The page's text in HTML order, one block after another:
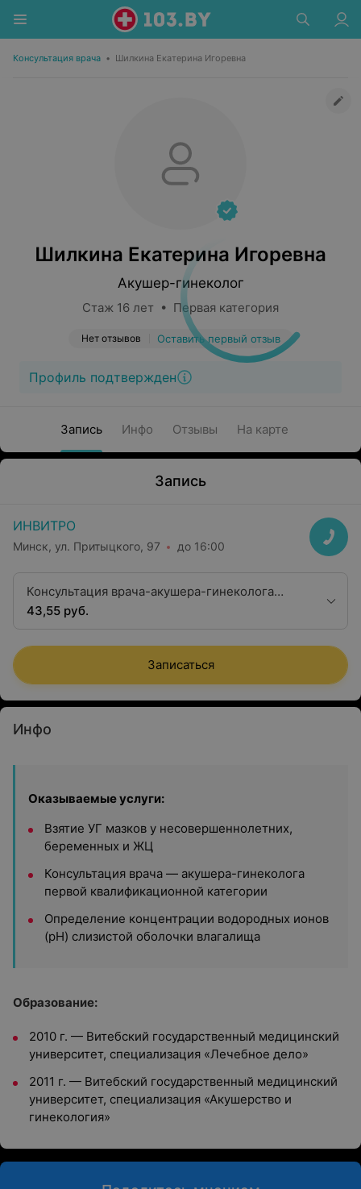
Консультация врача • Шилкина Екатерина Игоревна
Шилкина Екатерина Игоревна
Акушер-гинеколог
Стаж 16 лет • Первая категория
Нет отзывов Оставить первый отзыв
Профиль подтвержден
Запись Инфо Отзывы На карте
Запись
ИНВИТРО
Минск, ул. Притыцкого, 97 до 16:00
Консультация врача-акушера-гинеколога
второй квалификационной категории
43,55 руб.
Записаться
Инфо
Оказываемые услуги:
Взятие УГ мазков у несовершеннолетних,
беременных и ЖЦ
Консультация врача — акушера-гинеколога
первой квалификационной категории
Определение концентрации водородных ионов
(pH) слизистой оболочки влагалища
Образование:
2010 г. — Витебский государственный медицинский
университет, специализация «Лечебное дело»
2011 г. — Витебский государственный медицинский
университет, специализация «Акушерство и
гинекология»